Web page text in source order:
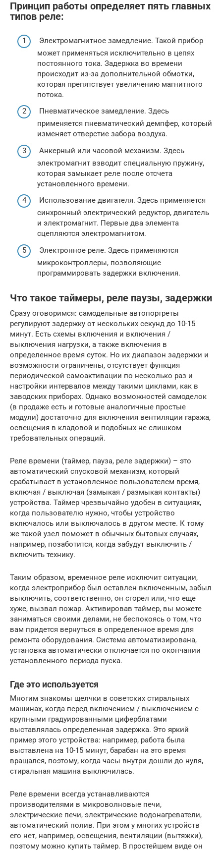
Принцип работы определяет пять главных
типов реле:
Электромагнитное замедление. Такой прибор
может применяться исключительно в цепях
постоянного тока. Задержка во времени
происходит из-за дополнительной обмотки,
которая препятствует увеличению магнитного
потока.
Пневматическое замедление. Здесь
применяется пневматический демпфер, который
изменяет отверстие забора воздуха.
Анкерный или часовой механизм. Здесь
электромагнит взводит специальную пружину,
которая замыкает реле после отсчета
установленного времени.
Использование двигателя. Здесь применяется
синхронный электрический редуктор, двигатель
и электромагнит. Первые два элемента
сцепляются электромагнитом.
Электронное реле. Здесь применяются
микроконтроллеры, позволяющие
программировать задержки включения.
Что такое таймеры, реле паузы, задержки
Сразу оговоримся: самодельные автопортреты
регулируют задержку от нескольких секунд до 10-15
минут. Есть схемы включения и включения /
выключения нагрузки, а также включения в
определенное время суток. Но их диапазон задержки и
возможности ограничены, отсутствует функция
периодической самоактивации по несколько раз и
настройки интервалов между такими циклами, как в
заводских приборах. Однако возможностей самоделок
(в продаже есть и готовые аналогичные простые
модули) достаточно для включения вентиляции гаража,
освещения в кладовой и подобных не слишком
требовательных операций.
Реле времени (таймер, пауза, реле задержки) – это
автоматический спусковой механизм, который
срабатывает в установленное пользователем время,
включая / выключая (замыкая / размыкая контакты)
устройства. Таймер чрезвычайно удобен в ситуациях,
когда пользователю нужно, чтобы устройство
включалось или выключалось в другом месте. К тому
же такой узел поможет в обычных бытовых случаях,
например, позаботится, когда забудут выключить /
включить технику.
Таким образом, временное реле исключит ситуации,
когда электроприбор был оставлен включенным, забыл
выключить, соответственно, он сгорел или, что еще
хуже, вызвал пожар. Активировав таймер, вы можете
заниматься своими делами, не беспокоясь о том, что
вам придется вернуться в определенное время для
ремонта оборудования. Система автоматизирована,
установка автоматически отключается по окончании
установленного периода пуска.
Где это используется
Многим знакомы щелчки в советских стиральных
машинах, когда перед включением / выключением с
крупными градуированными циферблатами
выставлялась определенная задержка. Это яркий
пример этого устройства: например, работа была
выставлена ​​на 10-15 минут, барабан на это время
вращался, поэтому, когда часы внутри дошли до нуля,
стиральная машина выключилась.
Реле времени всегда устанавливаются
производителями в микроволновые печи,
электрические печи, электрические водонагреватели,
автоматический полив. При этом у многих устройств
его нет, например, освещения, вентиляции (вытяжки),
поэтому можно купить таймер. В простейшем виде он